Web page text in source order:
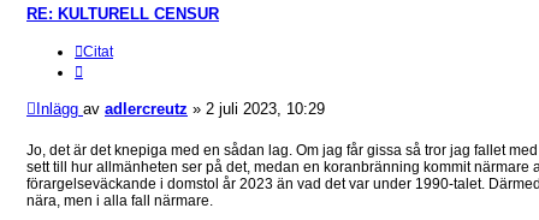
RE: KULTURELL CENSUR
Citat
Inlägg av adlercreutz » 2 juli 2023, 10:29
Jo, det är det knepiga med en sådan lag. Om jag får gissa så tror jag fallet
sett till hur allmänheten ser på det, medan en koranbränning kommit närmare
förargelseväckande i domstol år 2023 än vad det var under 1990-talet.
nära, men i alla fall närmare.